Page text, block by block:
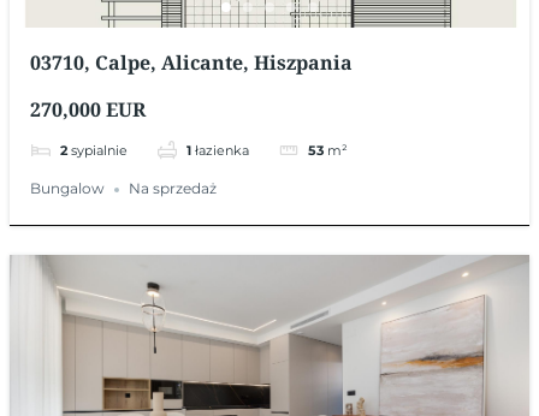
03710, Calpe, Alicante, Hiszpania
270,000 EUR
2 sypialnie 1 łazienka 53 m²
Bungalow Na sprzedaż